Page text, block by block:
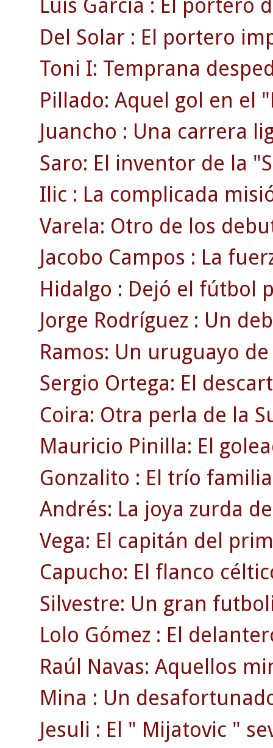
Luis García : El portero
Del Solar : El portero
Toni I: Temprana
Pillado: Aquel gol en el
Juancho : Una carrera
Saro: El inventor de la
Ilic : La complicada
Varela: Otro de los
Jacobo Campos : La
Hidalgo : Dejó el fútbol
Jorge Rodríguez : Un
Ramos: Un uruguayo
Sergio Ortega: El
Coira: Otra perla de la
Mauricio Pinilla: El
Gonzalito : El trío
Andrés: La joya zurda
Vega: El capitán del
Capucho: El flanco
Silvestre: Un gran
Lolo Gómez : El
Raúl Navas: Aquellos
Mina : Un
Jesuli : El " Mijatovic "